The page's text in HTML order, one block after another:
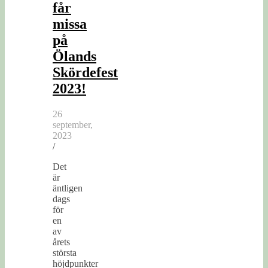
får
missa
på
Ölands
Skördefest
2023!
26
september,
2023
/
Det
är
äntligen
dags
för
en
av
årets
största
höjdpunkter